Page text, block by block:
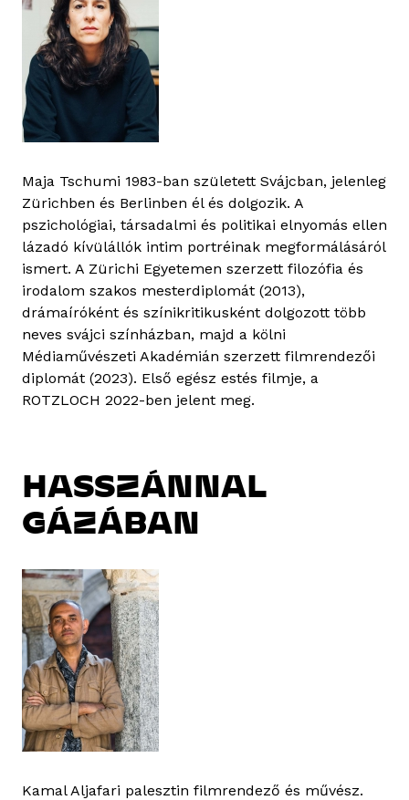
Maja Tschumi 1983-ban született Svájcban, jelenleg
Zürichben és Berlinben él és dolgozik. A
pszichológiai, társadalmi és politikai elnyomás ellen
lázadó kívülállók intim portréinak megformálásáról
ismert. A Zürichi Egyetemen szerzett filozófia és
irodalom szakos mesterdiplomát (2013),
drámaíróként és színikritikusként dolgozott több
neves svájci színházban, majd a kölni
Médiaművészeti Akadémián szerzett filmrendezői
diplomát (2023). Első egész estés filmje, a
ROTZLOCH 2022-ben jelent meg.
HASSZÁNNAL
GÁZÁBAN
Kamal Aljafari palesztin filmrendező és művész.